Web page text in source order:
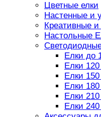
Цветные елки
Настенные и
Креативные и
Настольные
Елки до
Елки
Елки
Елки
Елки
Елки